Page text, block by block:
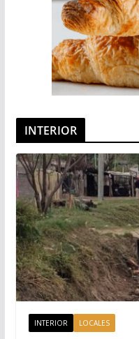
INTERIOR
INTERIOR LOCALES